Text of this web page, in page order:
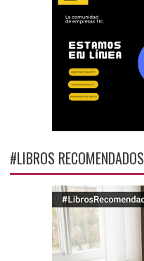
#LIBROS RECOMENDADOS